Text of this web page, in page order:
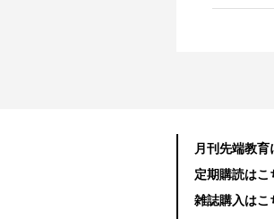
月刊先端教育
定期購読はこ
雑誌購入はこ